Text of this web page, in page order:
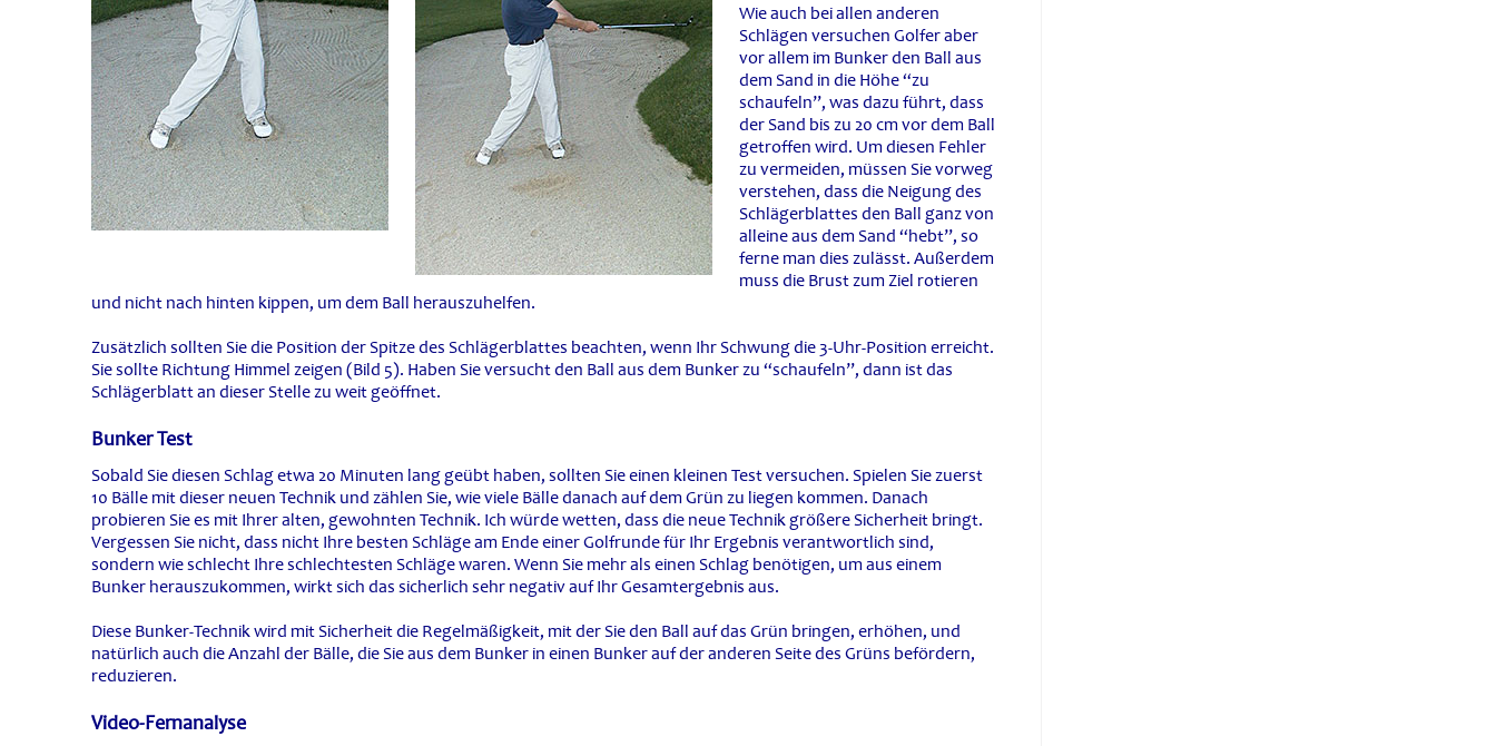
Wie auch bei allen anderen
Schlägen versuchen Golfer aber
vor allem im Bunker den Ball aus
dem Sand in die Höhe “zu
schaufeln”, was dazu führt, dass
der Sand bis zu 20 cm vor dem Ball
getroffen wird. Um diesen Fehler
zu vermeiden, müssen Sie vorweg
verstehen, dass die Neigung des
Schlägerblattes den Ball ganz von
alleine aus dem Sand “hebt”, so
ferne man dies zulässt. Außerdem
muss die Brust zum Ziel rotieren
und nicht nach hinten kippen, um dem Ball herauszuhelfen.
Zusätzlich sollten Sie die Position der Spitze des Schlägerblattes beachten, wenn Ihr Schwung die 3-Uhr-Position erreicht.
Sie sollte Richtung Himmel zeigen (Bild 5). Haben Sie versucht den Ball aus dem Bunker zu “schaufeln”, dann ist das
Schlägerblatt an dieser Stelle zu weit geöffnet.
Bunker Test
Sobald Sie diesen Schlag etwa 20 Minuten lang geübt haben, sollten Sie einen kleinen Test versuchen. Spielen Sie zuerst
10 Bälle mit dieser neuen Technik und zählen Sie, wie viele Bälle danach auf dem Grün zu liegen kommen. Danach
probieren Sie es mit Ihrer alten, gewohnten Technik. Ich würde wetten, dass die neue Technik größere Sicherheit bringt.
Vergessen Sie nicht, dass nicht Ihre besten Schläge am Ende einer Golfrunde für Ihr Ergebnis verantwortlich sind,
sondern wie schlecht Ihre schlechtesten Schläge waren. Wenn Sie mehr als einen Schlag benötigen, um aus einem
Bunker herauszukommen, wirkt sich das sicherlich sehr negativ auf Ihr Gesamtergebnis aus.
Diese Bunker-Technik wird mit Sicherheit die Regelmäßigkeit, mit der Sie den Ball auf das Grün bringen, erhöhen, und
natürlich auch die Anzahl der Bälle, die Sie aus dem Bunker in einen Bunker auf der anderen Seite des Grüns befördern,
reduzieren.
Video-Fernanalyse